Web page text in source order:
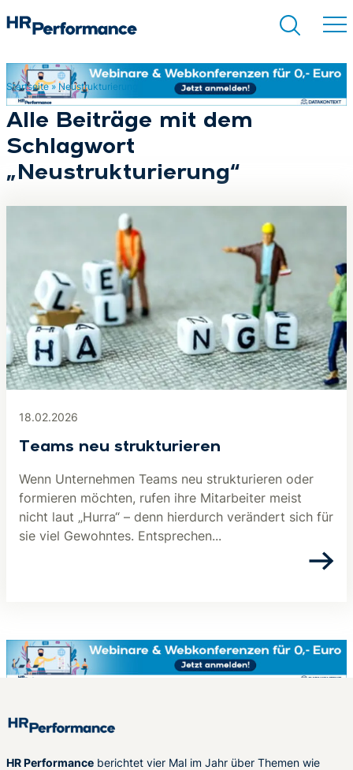
Suchen
Startseite» Neustrukturierung
Alle Beiträge mit dem
Schlagwort
„Neustrukturierung“
18.02.2026
Teams neu strukturieren
Wenn Unternehmen Teams neu strukturieren oder
formieren möchten, rufen ihre Mitarbeiter meist
nicht laut „Hurra“ – denn hierdurch verändert sich für
sie viel Gewohntes. Entsprechen...
HR Performance berichtet vier Mal im Jahr über Themen wie